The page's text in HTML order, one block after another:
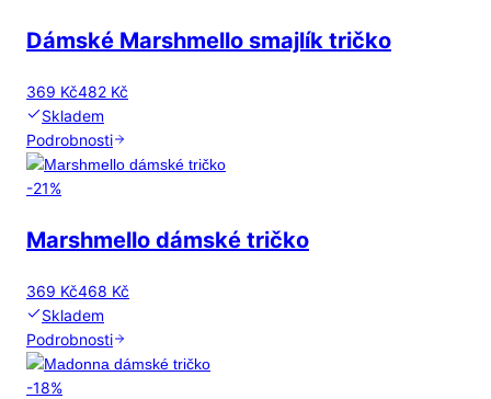
Dámské Marshmello smajlík tričko
369 Kč482 Kč
Skladem
Podrobnosti
-21%
Marshmello dámské tričko
369 Kč468 Kč
Skladem
Podrobnosti
-18%